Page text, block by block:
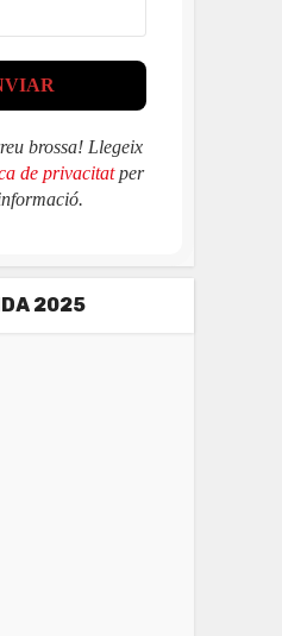
brossa! Llegeix
de privacitatper
2025